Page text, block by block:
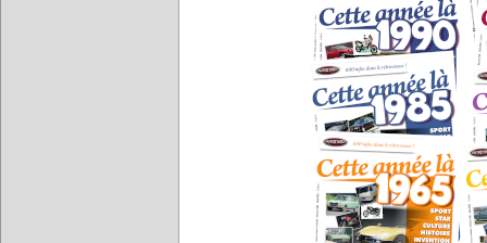
Porsche 911 SC une
La Porsche 911 SC
adopte un turbo.…